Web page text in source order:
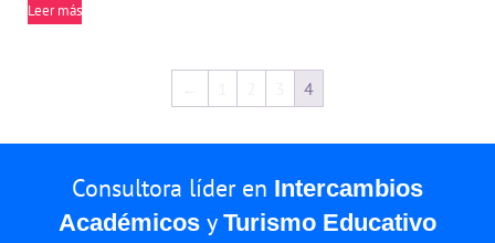
Leer más
4
Consultora líder en Intercambios
Académicos y Turismo Educativo